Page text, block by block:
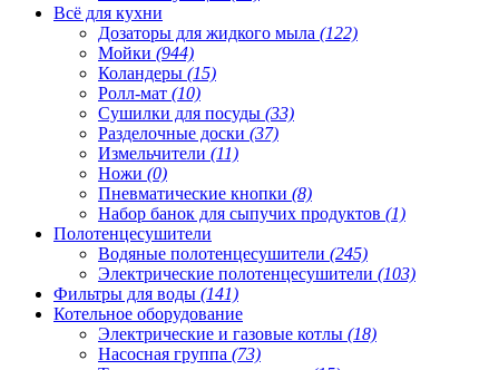
Всё для кухни
Дозаторы для жидкого мыла (122)
Мойки (944)
Коландеры (15)
Ролл-мат (10)
Сушилки для посуды (33)
Разделочные доски (37)
Измельчители (11)
Ножи (0)
Пневматические кнопки (8)
Набор банок для сыпучих продуктов (1)
Полотенцесушители
Водяные полотенцесушители (245)
Электрические полотенцесушители (103)
Фильтры для воды (141)
Котельное оборудование
Электрические и газовые котлы (18)
Насосная группа (73)